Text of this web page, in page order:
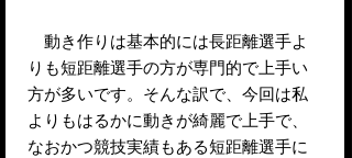
動き作りは基本的には長距離選手よ
りも短距離選手の方が専門的で上手い
方が多いです。そんな訳で、今回は私
よりもはるかに動きが綺麗で上手で、
なおかつ競技実績もある短距離選手に